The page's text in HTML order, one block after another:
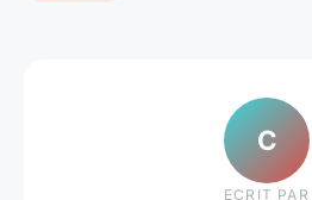
C
ECRIT PAR